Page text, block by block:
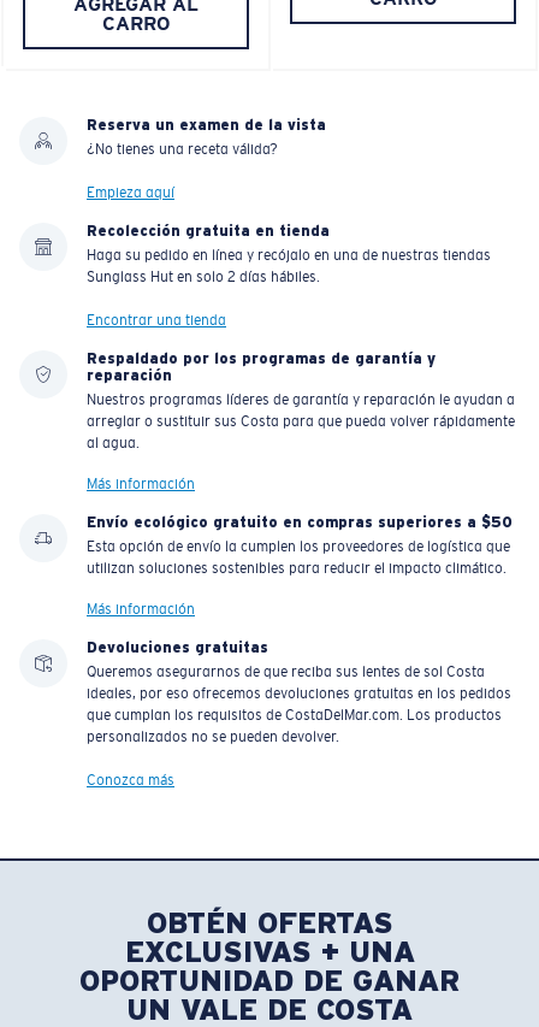
AGREGAR AL
CARRO
Reserva un examen de la vista
¿No tienes una receta válida?
Empieza aquí
Recolección gratuita en tienda
Haga su pedido en línea y recójalo en una de nuestras tiendas
Sunglass Hut en solo 2 días hábiles.
Encontrar una tienda
Respaldado por los programas de garantía y
reparación
Nuestros programas líderes de garantía y reparación le ayudan a
arreglar o sustituir sus Costa para que pueda volver rápidamente
al agua.
Más información
Envío ecológico gratuito en compras superiores a $50
Esta opción de envío la cumplen los proveedores de logística que
utilizan soluciones sostenibles para reducir el impacto climático.
Más información
Devoluciones gratuitas
Queremos asegurarnos de que reciba sus lentes de sol Costa
ideales, por eso ofrecemos devoluciones gratuitas en los pedidos
que cumplan los requisitos de CostaDelMar.com. Los productos
personalizados no se pueden devolver.
Conozca más
OBTÉN OFERTAS
EXCLUSIVAS + UNA
OPORTUNIDAD DE GANAR
UN VALE DE COSTA